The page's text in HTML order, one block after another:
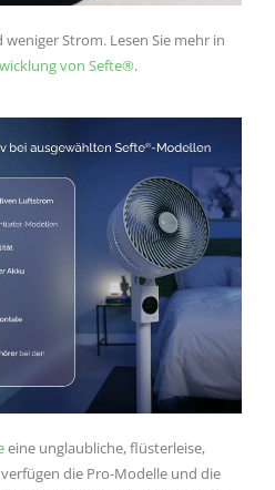
Strom. Lesen Sie mehr in
von Sefte®.
eine unglaubliche, flüsterleise,
die Pro-Modelle und die